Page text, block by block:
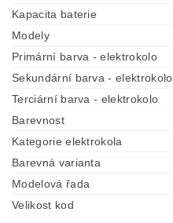
Kapacita baterie
Modely
Primární barva - elektrokolo
Sekundární barva - elektrokolo
Terciární barva - elektrokolo
Barevnost
Kategorie elektrokola
Barevná varianta
Modelová řada
Velikost kod